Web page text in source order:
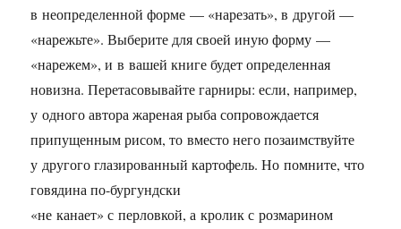
в неопределенной форме — «нарезать», в другой —
«нарежьте». Выберите для своей иную форму —
«нарежем», и в вашей книге будет определенная
новизна. Перетасовывайте гарниры: если, например,
у одного автора жареная рыба сопровождается
припущенным рисом, то вместо него позаимствуйте
у другого глазированный картофель. Но помните, что
говядина по-бургундски
«не канает» с перловкой, а кролик с розмарином